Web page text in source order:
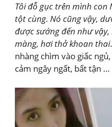
Tôi đỗ gục trên mình con
tột cùng. Nó cũng vậy,
được sướng đến như
màng, hơi thở khoan thai
nhàng chìm vào giấc
cảm ngây ngất, bất tận …